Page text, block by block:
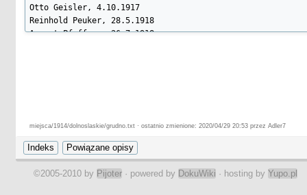
Otto Geisler, 4.10.1917
Reinhold Peuker, 28.5.1918
August Pfaffner, 26.7.1918
miejsca/1914/dolnoslaskie/grudno.txt · ostatnio zmienione: 2020/04/29 20:53 przez Adler7
©2005-2010 by Pijoter · powered by DokuWiki · hosting by Yupo.pl